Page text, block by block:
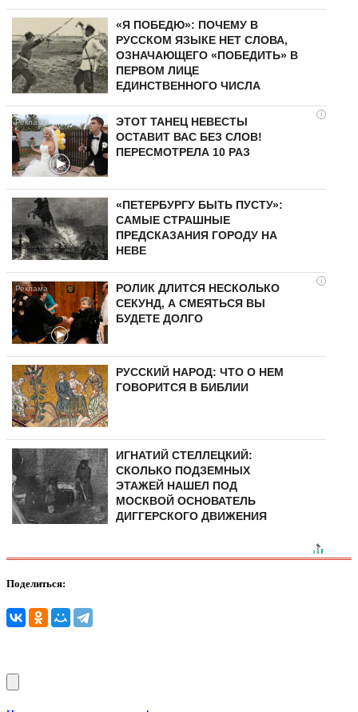
«Я ПОБЕДЮ»: ПОЧЕМУ В
РУССКОМ ЯЗЫКЕ НЕТ СЛОВА,
ОЗНАЧАЮЩЕГО «ПОБЕДИТЬ» В
ПЕРВОМ ЛИЦЕ
ЕДИНСТВЕННОГО ЧИСЛА
i
ЭТОТ ТАНЕЦ НЕВЕСТЫ
ОСТАВИТ ВАС БЕЗ СЛОВ!
ПЕРЕСМОТРЕЛА 10 РАЗ
«ПЕТЕРБУРГУ БЫТЬ ПУСТУ»:
САМЫЕ СТРАШНЫЕ
ПРЕДСКАЗАНИЯ ГОРОДУ НА
НЕВЕ
i
РОЛИК ДЛИТСЯ НЕСКОЛЬКО
СЕКУНД, А СМЕЯТЬСЯ ВЫ
БУДЕТЕ ДОЛГО
РУССКИЙ НАРОД: ЧТО О НЕМ
ГОВОРИТСЯ В БИБЛИИ
ИГНАТИЙ СТЕЛЛЕЦКИЙ:
СКОЛЬКО ПОДЗЕМНЫХ
ЭТАЖЕЙ НАШЕЛ ПОД
МОСКВОЙ ОСНОВАТЕЛЬ
ДИГГЕРСКОГО ДВИЖЕНИЯ
Поделиться: